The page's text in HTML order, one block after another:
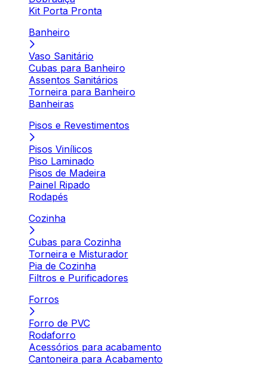
Kit Porta Pronta
Banheiro
Vaso Sanitário
Cubas para Banheiro
Assentos Sanitários
Torneira para Banheiro
Banheiras
Pisos e Revestimentos
Pisos Vinílicos
Piso Laminado
Pisos de Madeira
Painel Ripado
Rodapés
Cozinha
Cubas para Cozinha
Torneira e Misturador
Pia de Cozinha
Filtros e Purificadores
Forros
Forro de PVC
Rodaforro
Acessórios para acabamento
Cantoneira para Acabamento